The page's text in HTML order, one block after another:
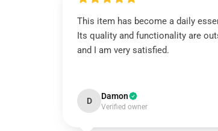
This item has become a daily
Its quality and functionality are
and I am very satisfied.
D Damon
Verified owner